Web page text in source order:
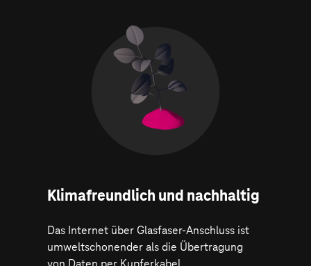
Klima­freundlich und nachhaltig
Das Internet über Glasfaser-Anschluss ist
umweltschonender als die Übertragung